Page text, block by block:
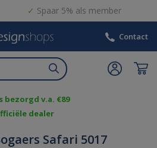
Spaar 5% als member
Contact
bezorgd v.a. €89
dealer
Safari 5017